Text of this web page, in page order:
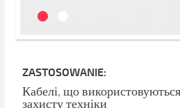
ZASTOSOWANIE:
Кабелі, що
захисту техніки